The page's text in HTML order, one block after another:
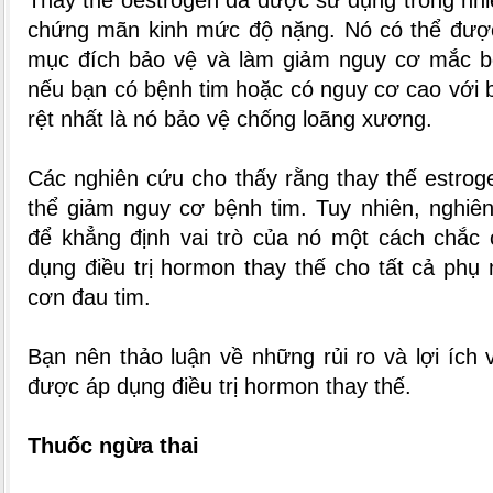
chứng mãn kinh mức độ nặng. Nó có thể
mục đích bảo vệ và làm giảm nguy cơ mắc
nếu bạn có bệnh tim hoặc có nguy cơ cao với
rệt nhất là nó bảo vệ chống loãng xương.
Các nghiên cứu cho thấy rằng thay thế
thể giảm nguy cơ bệnh tim. Tuy nhiên,
để khẳng định vai trò của nó một cách
dụng điều trị hormon thay thế cho tất cả phụ
cơn đau tim.
Bạn nên thảo luận về những rủi ro và lợi ích
được áp dụng điều trị hormon thay thế.
Thuốc ngừa thai